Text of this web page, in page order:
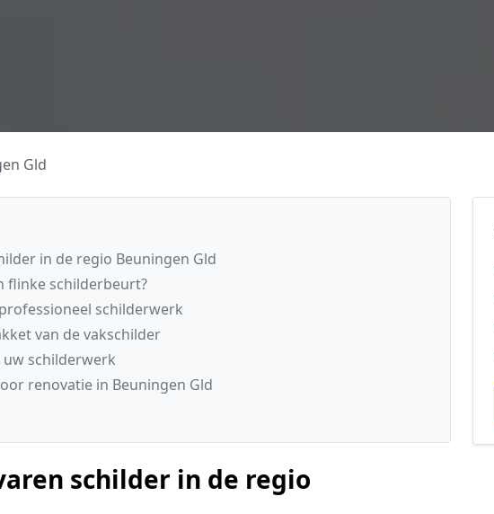
Gld
in de regio Beuningen Gld
flinke schilderbeurt?
schilderwerk
van de vakschilder
schilderwerk
renovatie in Beuningen Gld
schilder in de regio